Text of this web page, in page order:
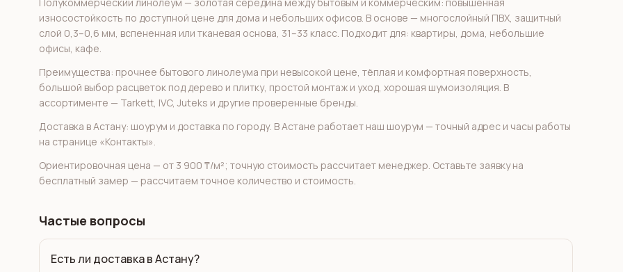
износостойкость по доступной цене для дома и небольших офисов. В основе — многослойный ПВХ, защитный
слой 0,3–0,6 мм, вспененная или тканевая основа, 31–33 класс. Подходит для: квартиры, дома, небольшие
офисы, кафе.
Преимущества: прочнее бытового линолеума при невысокой цене, тёплая и комфортная поверхность,
большой выбор расцветок под дерево и плитку, простой монтаж и уход, хорошая шумоизоляция. В
ассортименте — Tarkett, IVC, Juteks и другие проверенные бренды.
Доставка в Астану: шоурум и доставка по городу. В Астане работает наш шоурум — точный адрес и часы работы
на странице «Контакты».
Ориентировочная цена — от 3 900 ₸/м²; точную стоимость рассчитает менеджер. Оставьте заявку на
бесплатный замер — рассчитаем точное количество и стоимость.
Частые вопросы
Есть ли доставка в Астану?